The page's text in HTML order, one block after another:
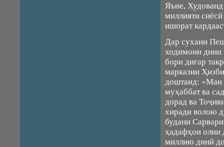
Яъне,
миллияти
ишорат
Дар сухани
ходимони дини
бори дигар
марказии
доштанд: «Ман
муҳаббат ва
дорад ва
хиради волою
будани
ҳадафҳои олии
миллию динӣ